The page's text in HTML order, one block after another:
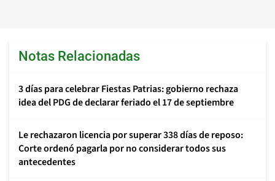
Notas Relacionadas
3 días para celebrar Fiestas Patrias: gobierno rechaza
idea del PDG de declarar feriado el 17 de septiembre
Le rechazaron licencia por superar 338 días de reposo:
Corte ordenó pagarla por no considerar todos sus
antecedentes